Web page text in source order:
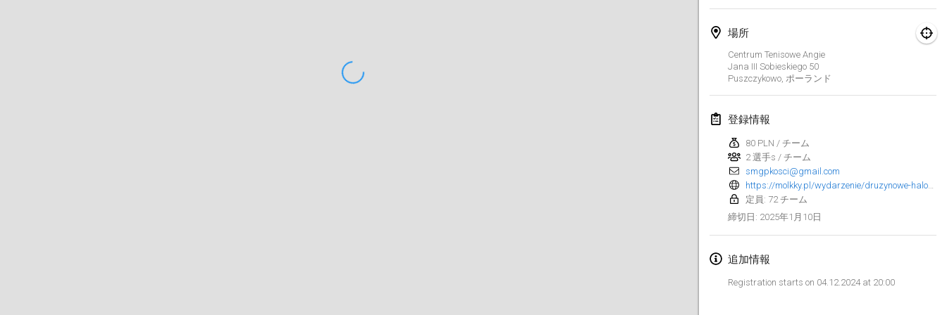
場所
Centrum Tenisowe Angie
Jana III Sobieskiego 50
Puszczykowo, ポーランド
登録情報
80 PLN / チーム
2 選手s / チーム
smgpkosci@gmail.com
定員: 72 チーム
締切日 : 2025年1月10日
追加情報
Registration starts on 04.12.2024 at 20:00
2025年2月
US Mölkky Winter
2025年2月7日
Open des vendanges tardives
2025年2月8日
Indoor de la CASAS
2025年2月15日|フランス
2025年2月15日|フィンランド